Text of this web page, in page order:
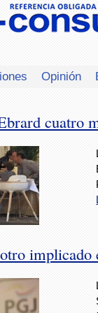
Opinión
cuatro